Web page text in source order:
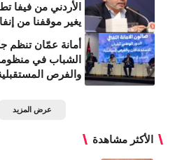
الأردني من فيفا
يغير موقفنا من
أمانة عمّان تنظم
الشباب في
والفرص
عرض المزيد
الأكثر مشاهدة